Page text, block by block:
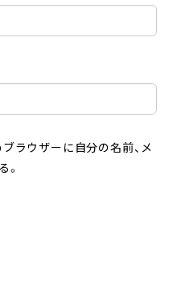
ラウザーに自分の名前、メ
。